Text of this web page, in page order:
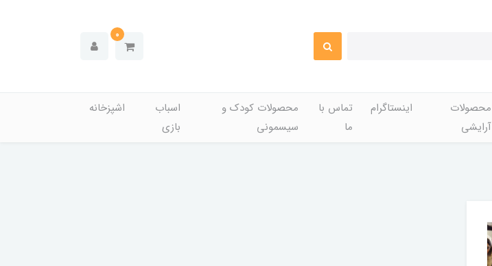
0
محصولات
آرایشی
اینستاگرام
تماس با
ما
محصولات کودک و
سیسمونی
اسباب
بازی
اشپزخانه